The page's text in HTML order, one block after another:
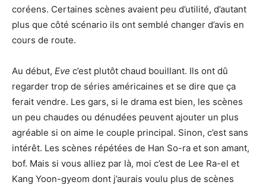
coréens. Certaines scènes avaient peu d’utilité, d’autant
plus que côté scénario ils ont semblé changer d’avis en
cours de route.
Au début, Eve c’est plutôt chaud bouillant. Ils ont dû
regarder trop de séries américaines et se dire que ça
ferait vendre. Les gars, si le drama est bien, les scènes
un peu chaudes ou dénudées peuvent ajouter un plus
agréable si on aime le couple principal. Sinon, c’est sans
intérêt. Les scènes répétées de Han So-ra et son amant,
bof. Mais si vous alliez par là, moi c’est de Lee Ra-el et
Kang Yoon-gyeom dont j’aurais voulu plus de scènes